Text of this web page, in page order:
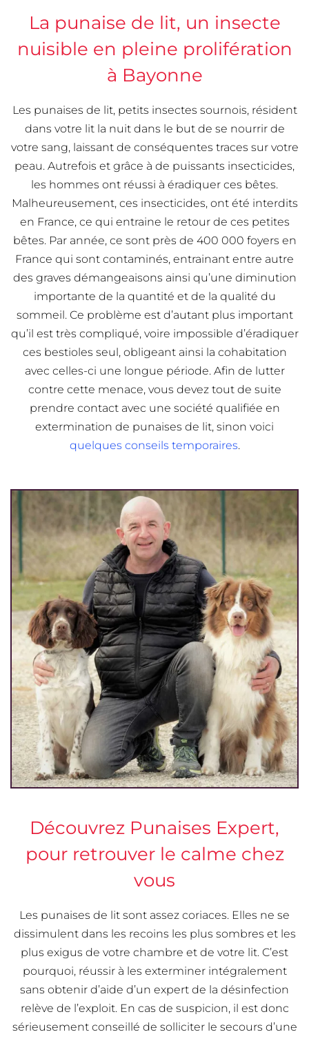
La punaise de lit, un insecte
nuisible en pleine prolifération
à Bayonne
Les punaises de lit, petits insectes sournois, résident
dans votre lit la nuit dans le but de se nourrir de
votre sang, laissant de conséquentes traces sur votre
peau. Autrefois et grâce à de puissants insecticides,
les hommes ont réussi à éradiquer ces bêtes.
Malheureusement, ces insecticides, ont été interdits
en France, ce qui entraine le retour de ces petites
bêtes. Par année, ce sont près de 400 000 foyers en
France qui sont contaminés, entrainant entre autre
des graves démangeaisons ainsi qu’une diminution
importante de la quantité et de la qualité du
sommeil. Ce problème est d’autant plus important
qu’il est très compliqué, voire impossible d’éradiquer
ces bestioles seul, obligeant ainsi la cohabitation
avec celles-ci une longue période. Afin de lutter
contre cette menace, vous devez tout de suite
prendre contact avec une société qualifiée en
extermination de punaises de lit, sinon voici
quelques conseils temporaires.
Découvrez Punaises Expert,
pour retrouver le calme chez
vous
Les punaises de lit sont assez coriaces. Elles ne se
dissimulent dans les recoins les plus sombres et les
plus exigus de votre chambre et de votre lit. C’est
pourquoi, réussir à les exterminer intégralement
sans obtenir d’aide d’un expert de la désinfection
relève de l’exploit. En cas de suspicion, il est donc
sérieusement conseillé de solliciter le secours d’une